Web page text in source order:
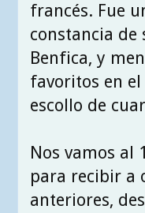
francés. Fue
constancia
Benfica, y
favoritos en
escollo de
Nos vamos al
para recibir a
anteriores,